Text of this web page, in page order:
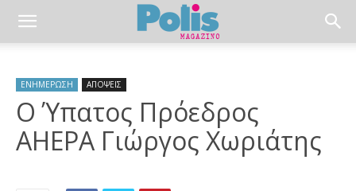
ΕΝΗΜΕΡΩΣΗ ΑΠΟΨΕΙΣ
Ο Ύπατος Πρόεδρος
AHEPA Γιώργος Χωριάτης